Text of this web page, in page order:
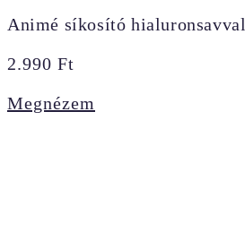
Animé síkosító hialuronsavval
2.990 Ft
Megnézem